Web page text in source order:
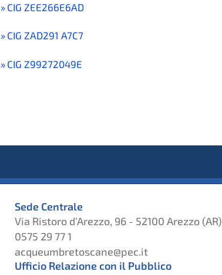
CIG ZEE266E6AD
CIG ZAD291 A7C7
CIG Z99272049E
Sede Centrale
Via Ristoro d’Arezzo, 96 - 52100 Arezzo (AR)
0575 29 77 1
acqueumbretoscane@pec.it
Ufficio Relazione con il Pubblico